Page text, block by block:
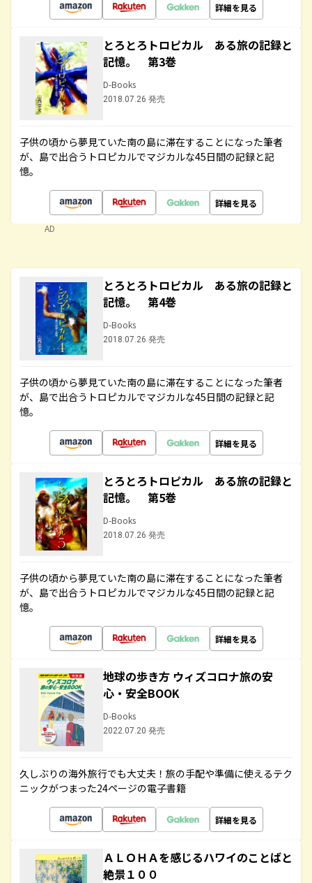
詳細を見る
とろとろトロピカル ある旅の記録と
記憶。 第3巻
D-Books
2018.07.26 発売
子供の頃から夢見ていた南の島に滞在することになった筆者
が、島で出合うトロピカルでマジカルな45日間の記録と記
憶。
詳細を見る
AD
とろとろトロピカル ある旅の記録と
記憶。 第4巻
D-Books
2018.07.26 発売
子供の頃から夢見ていた南の島に滞在することになった筆者
が、島で出合うトロピカルでマジカルな45日間の記録と記
憶。
詳細を見る
とろとろトロピカル ある旅の記録と
記憶。 第5巻
D-Books
2018.07.26 発売
子供の頃から夢見ていた南の島に滞在することになった筆者
が、島で出合うトロピカルでマジカルな45日間の記録と記
憶。
詳細を見る
地球の歩き方 ウィズコロナ旅の安
心・安全BOOK
D-Books
2022.07.20 発売
久しぶりの海外旅行でも大丈夫！旅の手配や準備に使えるテク
ニックがつまった24ページの電子書籍
詳細を見る
ＡＬＯＨＡを感じるハワイのことばと
絶景１００